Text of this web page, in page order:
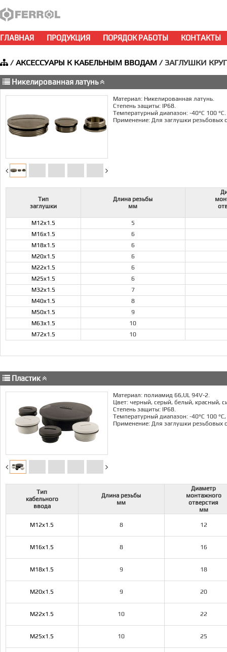
ГЛАВНАЯ ПРОДУКЦИЯ ПОРЯДОК РАБОТЫ КОНТАКТЫ
/АКСЕССУАРЫ К КАБЕЛЬНЫМ ВВОДАМ / ЗАГЛУШКИ
Никелированная латунь
Материал: Никелированная латунь.
Степень защиты: IP68.
Температурный диапазон: -40°C 100 °C.
Применение: Для заглушки резьбовых
Тип
заглушки
Длина резьбы
мм
M12x1.5
5
M16x1.5
6
M18x1.5
6
M20x1.5
6
M22x1.5
6
M25x1.5
6
M32x1.5
7
M40x1.5
8
M50x1.5
9
M63x1.5
10
M72x1.5
10
Пластик
Материал: полиамид 66,UL 94V-2.
Цвет: черный, серый, белый, красный,
Степень защиты: IP68.
Температурный диапазон: -40°C 100
Применение: Для заглушки резьбовых
Тип
кабельного
ввода
Длина резьбы
мм
Диаметр
монтажного
отверстия
мм
M12x1.5 8 12
M16x1.5 8 16
M18x1.5 9 18
M20x1.5 9 20
M22x1.5 10 22
M25x1.5 10 25